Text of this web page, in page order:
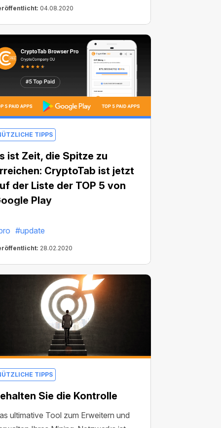
Chromium-Build 83d
Apps verwenden, können Sie
alle Browserfunktionen nutzen und
bequemer, sicherer und schneller
04.08.2020
TIPPS
ist Zeit, die Spitze zu
CryptoTab ist jetzt
der Liste der TOP 5 von
Play
des CryptoTab-Browsers –
PRO – angekündigt, die noch
ermöglichen.
#update
28.02.2020
TIPPS
Sie die Kontrolle
ultimative Tool zum Erweitern und